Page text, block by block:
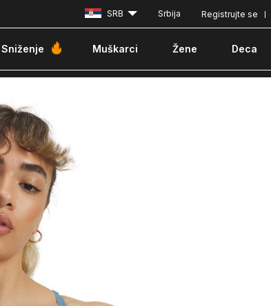
Besplatna dostava za porudžbine iznad 6000 dinara
Registrujte se
SRB Srbija
Sniženje Muškarci Žene Deca